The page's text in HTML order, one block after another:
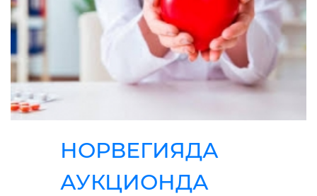
НОРВЕГИЯДА
АУКЦИОНДА